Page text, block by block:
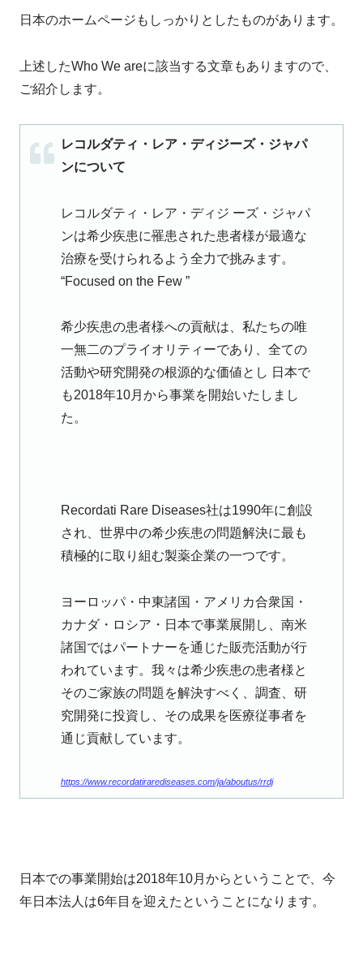
日本のホームページもしっかりとしたものがあります。
上述したWho We areに該当する文章もありますので、
ご紹介します。
レコルダティ・レア・ディジーズ・ジャパ
ンについて
レコルダティ・レア・ディジ ーズ・ジャパ
ンは希少疾患に罹患された患者様が最適な
治療を受けられるよう全力で挑みます。
“Focused on the Few ”
希少疾患の患者様への貢献は、私たちの唯
一無二のプライオリティーであり、全ての
活動や研究開発の根源的な価値とし 日本で
も2018年10月から事業を開始いたしまし
た。
Recordati Rare Diseases社は1990年に創設
され、世界中の希少疾患の問題解決に最も
積極的に取り組む製薬企業の一つです。
ヨーロッパ・中東諸国・アメリカ合衆国・
カナダ・ロシア・日本で事業展開し、南米
諸国ではパートナーを通じた販売活動が行
われています。我々は希少疾患の患者様と
そのご家族の問題を解決すべく、調査、研
究開発に投資し、その成果を医療従事者を
通じ貢献しています。
https://www.recordatirarediseases.com/ja/aboutus/rrdj
日本での事業開始は2018年10月からということで、今
年日本法人は6年目を迎えたということになります。